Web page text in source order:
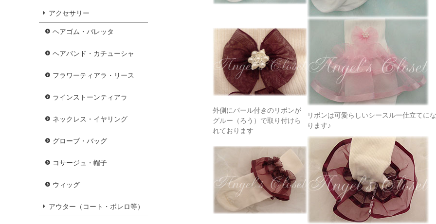
アクセサリー
ヘアゴム・バレッタ
ヘアバンド・カチューシャ
フラワーティアラ・リース
ラインストーンティアラ
ネックレス・イヤリング
グローブ・バッグ
コサージュ・帽子
ウィッグ
アウター（コート・ボレロ等）
外側にパール付きのリボンが
グルー（ろう）で取り付けら
れております
リボンは可愛らしいシースルー仕立てに
ります♪